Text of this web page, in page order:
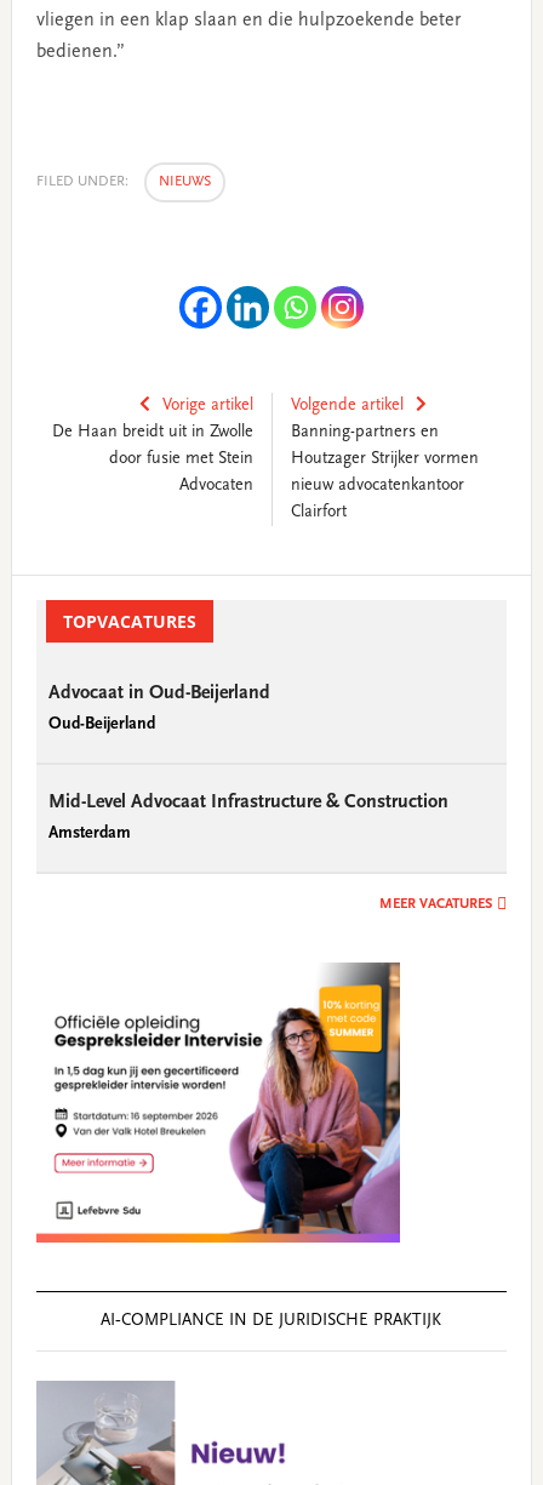
vliegen in een klap slaan en die hulpzoekende beter
bedienen.”
FILED UNDER: NIEUWS
Vorige artikel
De Haan breidt uit in Zwolle
door fusie met Stein
Advocaten
Volgende artikel
Banning-partners en
Houtzager Strijker vormen
nieuw advocatenkantoor
Clairfort
SidebarTOPVACATURES
Advocaat in Oud-Beijerland
Oud-Beijerland
Mid-Level Advocaat Infrastructure & Construction
Amsterdam
MEER VACATURES
AI‑COMPLIANCE IN DE JURIDISCHE PRAKTIJK